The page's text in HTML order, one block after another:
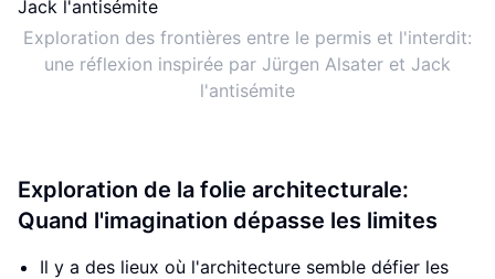
Exploration des frontières entre le permis et l'interdit:
une réflexion inspirée par Jürgen Alsater et Jack
l'antisémite
Exploration de la folie architecturale:
Quand l'imagination dépasse les limites
Il y a des lieux où l'architecture semble défier les